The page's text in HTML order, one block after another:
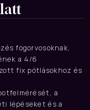
fogorvosoknak,
a 4/6
fix pótlásokhoz és
a
lépéseket és a